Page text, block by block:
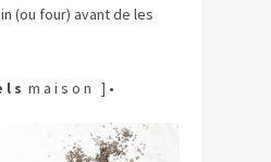
(ou four) avant de les
l s m a i s o n ] •